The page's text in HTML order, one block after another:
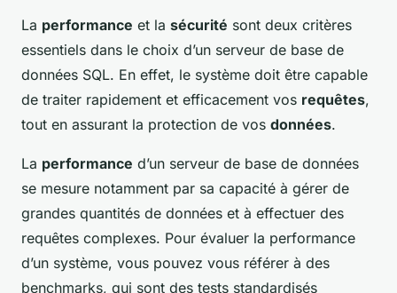
La performance et la sécurité sont deux critères
essentiels dans le choix d’un serveur de base de
données SQL. En effet, le système doit être capable
de traiter rapidement et efficacement vos requêtes,
tout en assurant la protection de vos données.
La performance d’un serveur de base de données
se mesure notamment par sa capacité à gérer de
grandes quantités de données et à effectuer des
requêtes complexes. Pour évaluer la performance
d’un système, vous pouvez vous référer à des
benchmarks, qui sont des tests standardisés